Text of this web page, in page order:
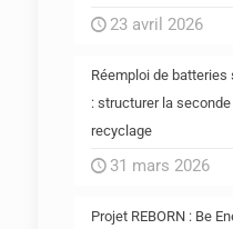
23 avril 2026
Réemploi de batteries
: structurer la
recyclage
31 mars 2026
Projet REBORN : Be